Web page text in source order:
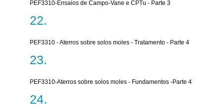
PEF3310-Ensaios de Campo-Vane e CPTu - Parte 3
PEF3310 - Aterros sobre solos moles - Tratamento - Parte 4
PEF3310-Aterros sobre solos moles - Fundamentos -Parte 4